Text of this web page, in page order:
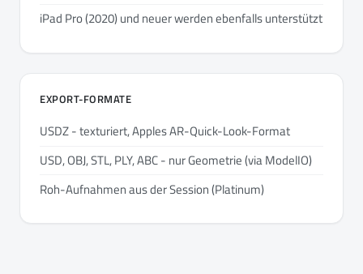
iPad Pro (2020) und neuer werden ebenfalls unterstützt
EXPORT-FORMATE
USDZ - texturiert, Apples AR-Quick-Look-Format
USD, OBJ, STL, PLY, ABC - nur Geometrie (via ModelIO)
Roh-Aufnahmen aus der Session (Platinum)